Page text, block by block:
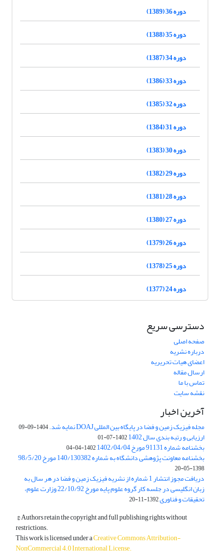
دوره 36 (1389)
دوره 35 (1388)
دوره 34 (1387)
دوره 33 (1386)
دوره 32 (1385)
دوره 31 (1384)
دوره 30 (1383)
دوره 29 (1382)
دوره 28 (1381)
دوره 27 (1380)
دوره 26 (1379)
دوره 25 (1378)
دوره 24 (1377)
دسترسی سریع
صفحه اصلی
درباره نشریه
اعضای هیات تحریریه
ارسال مقاله
تماس با ما
نقشه سایت
آخرین اخبار
مجله فیزیک زمین و فضا در پایگاه بین المللی DOAJ نمایه شد. 1404-09-09
ارزیابی و رتبه بندی سال 1402 1402-07-01
بخشنامه شماره 91131 مورخ 1402/04/04 1402-04-04
بخشنامه معاونت پژوهشی دانشگاه به شماره 140/130382 مورخ 98/5/20
1398-05-20
دریافت مجوز انتشار 1 شماره از نشریه فیزیک زمین و فضا در هر سال به
زبان انگلیسی در جلسه کار گروه علوم پایه مورخ 22/10/92 وزارت علوم،
تحقیقات و فناوری1392-11-20
© Authors retain the copyright and full publishing rights without
restrictions.
This work is licensed under aCreative Commons Attribution-
NonCommercial 4.0 International License.